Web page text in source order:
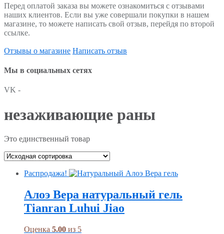
Перед оплатой заказа вы можете ознакомиться с отзывами
наших клиентов. Если вы уже совершали покупки в нашем
магазине, то можете написать свой отзыв, перейдя по второй
ссылке.
Отзывы о магазине Написать отзыв
Мы в социальных сетях
VK -
незаживающие раны
Это единственный товар
Распродажа!
Алоэ Вера натуральный гель
Tianran Luhui Jiao
Оценка 5.00 из 5